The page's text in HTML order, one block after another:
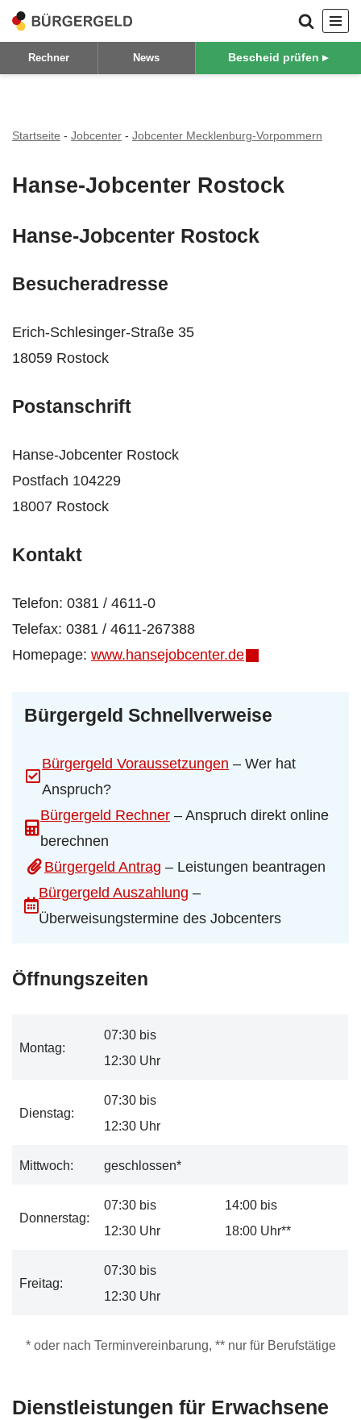
Zum
Inhalt
Rechner News Bescheid prüfen ▸
Startseite - Jobcenter - Jobcenter Mecklenburg-Vorpommern
Hanse-Jobcenter Rostock
Hanse-Jobcenter Rostock
Besucheradresse
Erich-Schlesinger-Straße 35
18059 Rostock
Postanschrift
Hanse-Jobcenter Rostock
Postfach 104229
18007 Rostock
Kontakt
Telefon: 0381 / 4611-0
Telefax: 0381 / 4611-267388
Homepage: www.hansejobcenter.de
Bürgergeld Schnellverweise
Bürgergeld Voraussetzungen – Wer hat
Anspruch?
Bürgergeld Rechner– Anspruch direkt online
berechnen
Bürgergeld Antrag – Leistungen beantragen
Bürgergeld Auszahlung –
Überweisungstermine des Jobcenters
Öffnungszeiten
Montag:
07:30 bis
12:30 Uhr
Dienstag:
07:30 bis
12:30 Uhr
Mittwoch: geschlossen*
Donnerstag:
07:30 bis
12:30 Uhr
14:00 bis
18:00 Uhr**
Freitag:
07:30 bis
12:30 Uhr
* oder nach Terminvereinbarung, ** nur für Berufstätige
Dienstleistungen für Erwachsene